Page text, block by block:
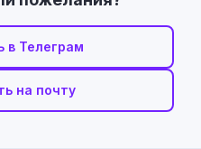
в Телеграм
на почту